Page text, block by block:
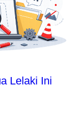
Lelaki Ini